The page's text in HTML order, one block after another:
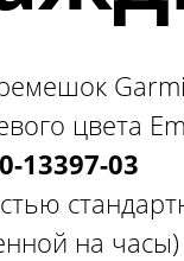
цвета​​​
13397-03
на